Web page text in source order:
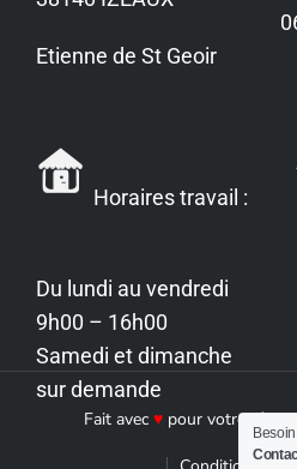
Etienne de St Geoir
Horaires travail :
Du lundi au vendredi
9h00 – 16h00
Samedi et dimanche
sur demande
Fait avec ♥pour votre